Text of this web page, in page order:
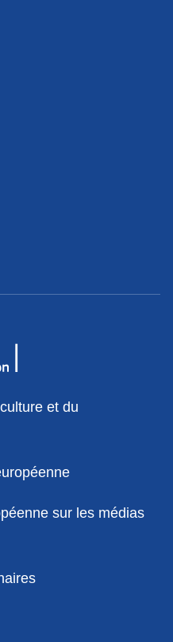
new window
new window
window
et du
sur les médias